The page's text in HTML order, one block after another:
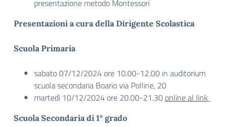
presentazione metodo Montessori
Presentazioni a cura della Dirigente Scolastica
Scuola Primaria
sabato 07/12/2024 ore 10.00-12.00 in auditorium
scuola secondaria Boario via Polline, 20
martedì 10/12/2024 ore 20.00-21.30 online al link
Scuola Secondaria di 1° grado